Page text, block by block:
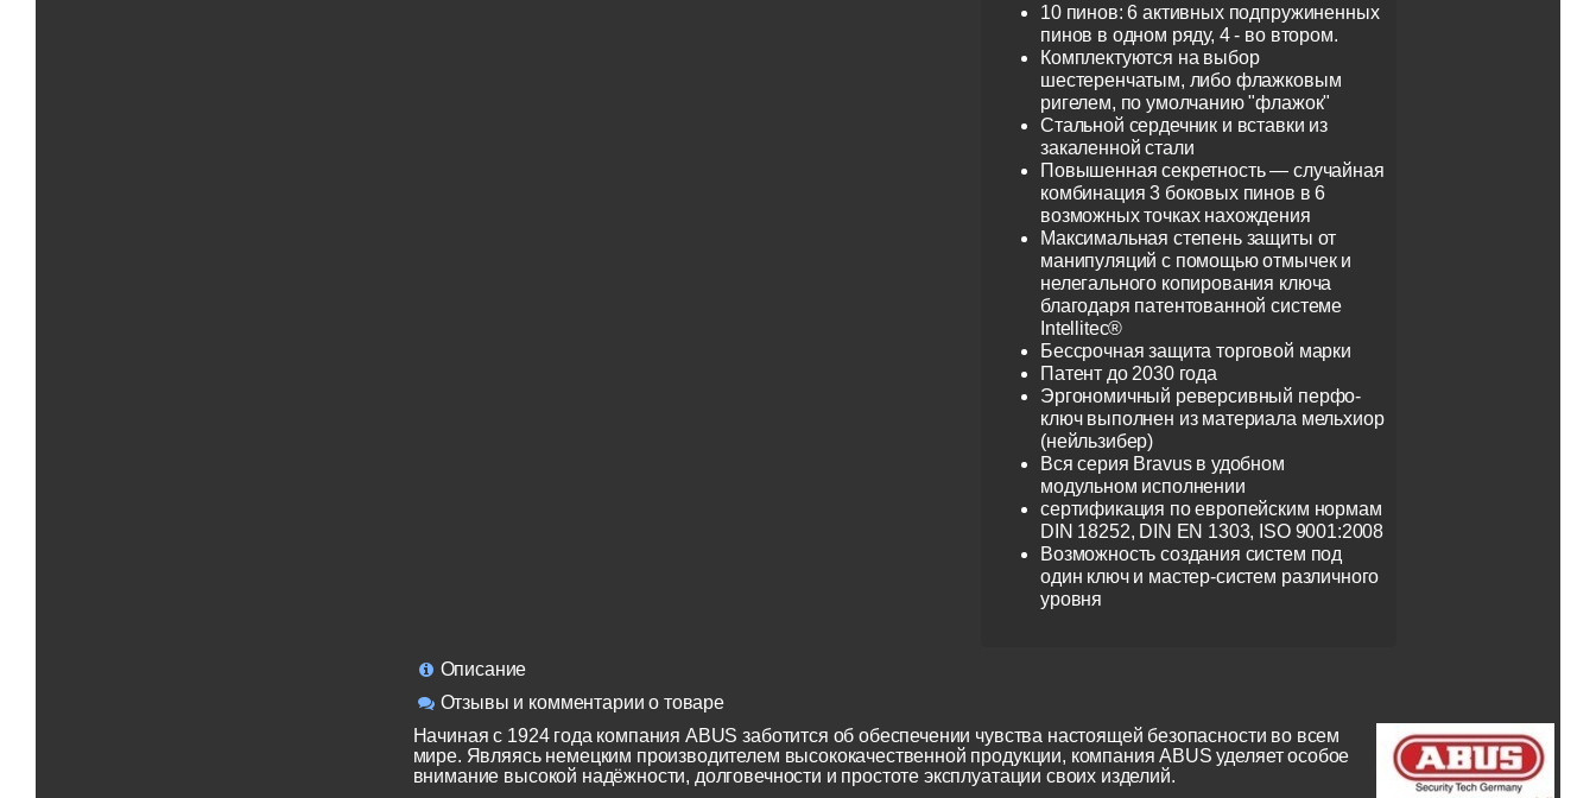
10 пинов: 6 активных подпружиненных
пинов в одном ряду, 4 - во втором.
Комплектуются на выбор
шестеренчатым, либо флажковым
ригелем, по умолчанию "флажок"
Стальной сердечник и вставки из
закаленной стали
Повышенная секретность — случайная
комбинация 3 боковых пинов в 6
возможных точках нахождения
Максимальная степень защиты от
манипуляций с помощью отмычек и
нелегального копирования ключа
благодаря патентованной системе
Intellitec®
Бессрочная защита торговой марки
Патент до 2030 года
Эргономичный реверсивный перфо-
ключ выполнен из материала мельхиор
(нейльзибер)
Вся серия Bravus в удобном
модульном исполнении
сертификация по европейским нормам
DIN 18252, DIN EN 1303, ISO 9001:2008
Возможность создания систем под
один ключ и мастер-систем различного
уровня
Описание
Отзывы и комментарии о товаре
Начиная с 1924 года компания ABUS заботится об обеспечении чувства настоящей безопасности во всем
мире. Являясь немецким производителем высококачественной продукции, компания ABUS уделяет особое
внимание высокой надёжности, долговечности и простоте эксплуатации своих изделий.